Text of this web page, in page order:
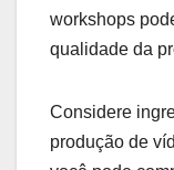
workshops
qualidade da
Considere
produção de